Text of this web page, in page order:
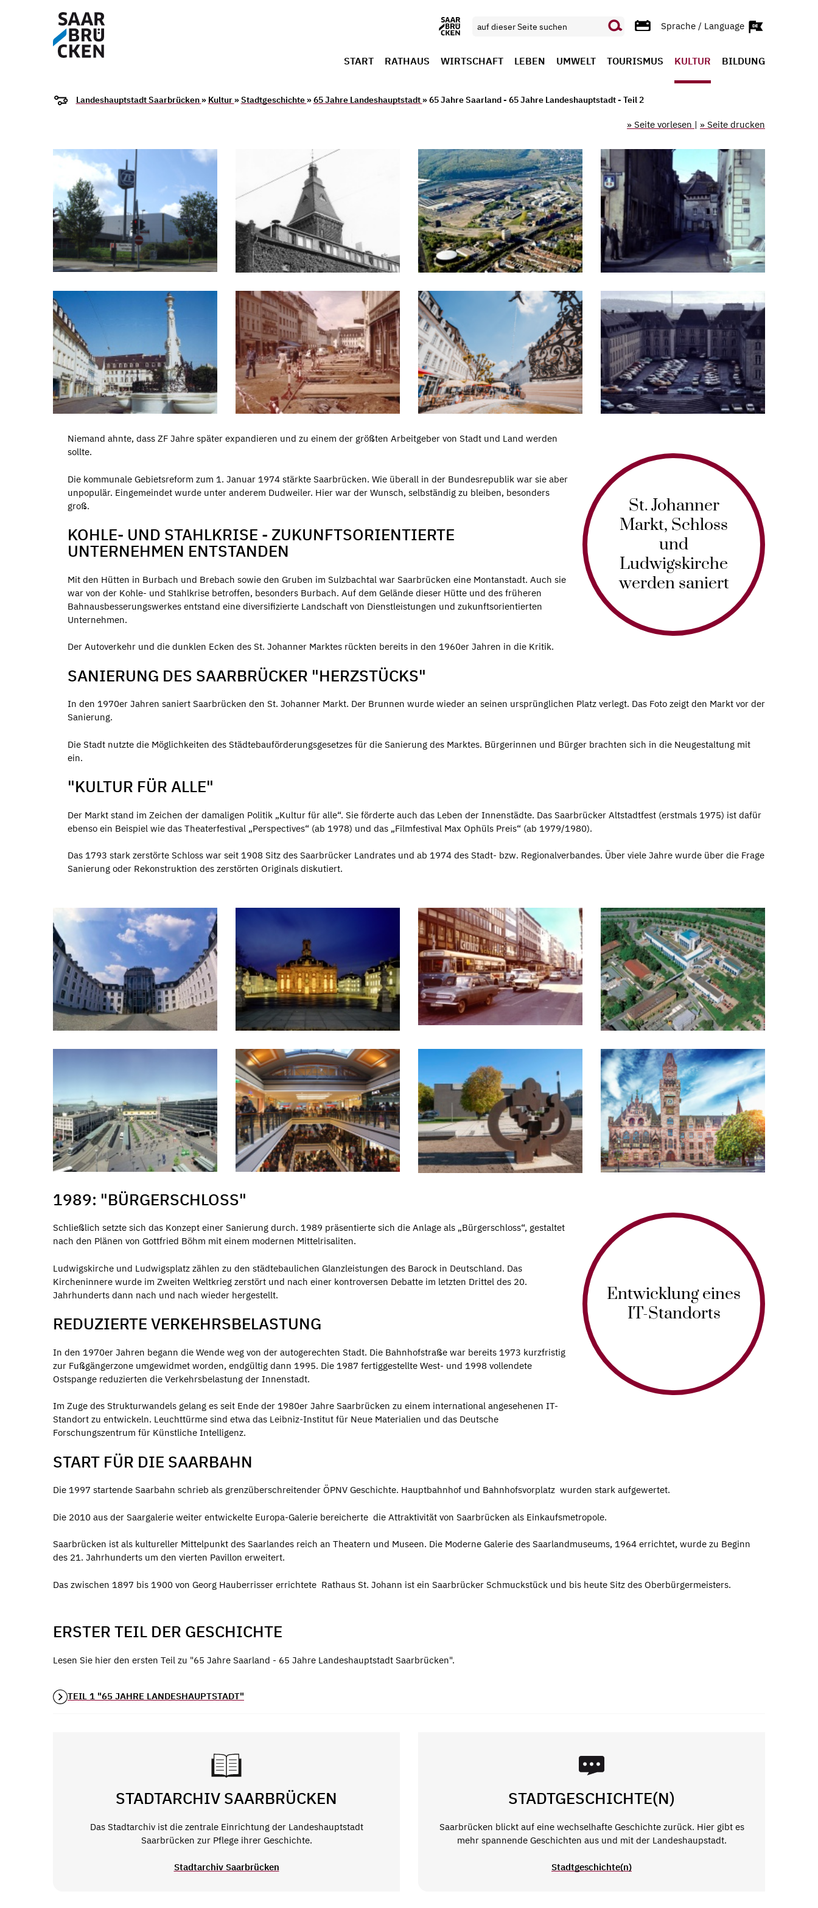
Sprache / Language
START RATHAUS WIRTSCHAFT LEBEN UMWELT TOURISMUS KULTUR BILDUNG
Landeshauptstadt Saarbrücken » Kultur »Stadtgeschichte »65 Jahre Landeshauptstadt » 65 Jahre Saarland - 65 Jahre Landeshauptstadt - Teil 2
» Seite vorlesen | » Seite drucken
St. Johanner
Markt, Schloss
und
Ludwigskirche
werden saniert
Niemand ahnte, dass ZF Jahre später expandieren und zu einem der größten Arbeitgeber von Stadt und Land werden
sollte.
Die kommunale Gebietsreform zum 1. Januar 1974 stärkte Saarbrücken. Wie überall in der Bundesrepublik war sie aber
unpopulär. Eingemeindet wurde unter anderem Dudweiler. Hier war der Wunsch, selbständig zu bleiben, besonders
groß.
KOHLE- UND STAHLKRISE - ZUKUNFTSORIENTIERTE
UNTERNEHMEN ENTSTANDEN
Mit den Hütten in Burbach und Brebach sowie den Gruben im Sulzbachtal war Saarbrücken eine Montanstadt. Auch sie
war von der Kohle- und Stahlkrise betroffen, besonders Burbach. Auf dem Gelände dieser Hütte und des früheren
Bahnausbesserungswerkes entstand eine diversifizierte Landschaft von Dienstleistungen und zukunftsorientierten
Unternehmen.
Der Autoverkehr und die dunklen Ecken des St. Johanner Marktes rückten bereits in den 1960er Jahren in die Kritik.
SANIERUNG DES SAARBRÜCKER "HERZSTÜCKS"
In den 1970er Jahren saniert Saarbrücken den St. Johanner Markt. Der Brunnen wurde wieder an seinen ursprünglichen Platz verlegt. Das Foto zeigt den Markt vor der
Sanierung.
Die Stadt nutzte die Möglichkeiten des Städtebauförderungsgesetzes für die Sanierung des Marktes. Bürgerinnen und Bürger brachten sich in die Neugestaltung mit
ein.
"KULTUR FÜR ALLE"
Der Markt stand im Zeichen der damaligen Politik „Kultur für alle“. Sie förderte auch das Leben der Innenstädte. Das Saarbrücker Altstadtfest (erstmals 1975) ist dafür
ebenso ein Beispiel wie das Theaterfestival „Perspectives“ (ab 1978) und das „Filmfestival Max Ophüls Preis“ (ab 1979/1980).
Das 1793 stark zerstörte Schloss war seit 1908 Sitz des Saarbrücker Landrates und ab 1974 des Stadt- bzw. Regionalverbandes. Über viele Jahre wurde über die Frage
Sanierung oder Rekonstruktion des zerstörten Originals diskutiert.
Entwicklung eines
IT-Standorts
1989: "BÜRGERSCHLOSS"
Schließlich setzte sich das Konzept einer Sanierung durch. 1989 präsentierte sich die Anlage als „Bürgerschloss“, gestaltet
nach den Plänen von Gottfried Böhm mit einem modernen Mittelrisaliten.
Ludwigskirche und Ludwigsplatz zählen zu den städtebaulichen Glanzleistungen des Barock in Deutschland. Das
Kircheninnere wurde im Zweiten Weltkrieg zerstört und nach einer kontroversen Debatte im letzten Drittel des 20.
Jahrhunderts dann nach und nach wieder hergestellt.
REDUZIERTE VERKEHRSBELASTUNG
In den 1970er Jahren begann die Wende weg von der autogerechten Stadt. Die Bahnhofstraße war bereits 1973 kurzfristig
zur Fußgängerzone umgewidmet worden, endgültig dann 1995. Die 1987 fertiggestellte West- und 1998 vollendete
Ostspange reduzierten die Verkehrsbelastung der Innenstadt.
Im Zuge des Strukturwandels gelang es seit Ende der 1980er Jahre Saarbrücken zu einem international angesehenen IT-
Standort zu entwickeln. Leuchttürme sind etwa das Leibniz-Institut für Neue Materialien und das Deutsche
Forschungszentrum für Künstliche Intelligenz.
START FÜR DIE SAARBAHN
Die 1997 startende Saarbahn schrieb als grenzüberschreitender ÖPNV Geschichte. Hauptbahnhof und Bahnhofsvorplatz wurden stark aufgewertet.
Die 2010 aus der Saargalerie weiter entwickelte Europa-Galerie bereicherte die Attraktivität von Saarbrücken als Einkaufsmetropole.
Saarbrücken ist als kultureller Mittelpunkt des Saarlandes reich an Theatern und Museen. Die Moderne Galerie des Saarlandmuseums, 1964 errichtet, wurde zu Beginn
des 21. Jahrhunderts um den vierten Pavillon erweitert.
Das zwischen 1897 bis 1900 von Georg Hauberrisser errichtete Rathaus St. Johann ist ein Saarbrücker Schmuckstück und bis heute Sitz des Oberbürgermeisters.
ERSTER TEIL DER GESCHICHTE
Lesen Sie hier den ersten Teil zu "65 Jahre Saarland - 65 Jahre Landeshauptstadt Saarbrücken".
TEIL 1 "65 JAHRE LANDESHAUPTSTADT"
STADTARCHIV SAARBRÜCKEN
Das Stadtarchiv ist die zentrale Einrichtung der Landeshauptstadt
Saarbrücken zur Pflege ihrer Geschichte.
Stadtarchiv Saarbrücken
STADTGESCHICHTE(N)
Saarbrücken blickt auf eine wechselhafte Geschichte zurück. Hier gibt es
mehr spannende Geschichten aus und mit der Landeshaupstadt.
Stadtgeschichte(n)